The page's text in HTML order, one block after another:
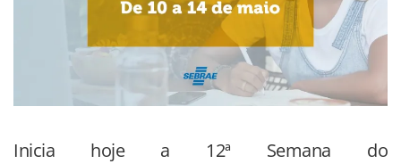
Inicia hoje a 12ª Semana do